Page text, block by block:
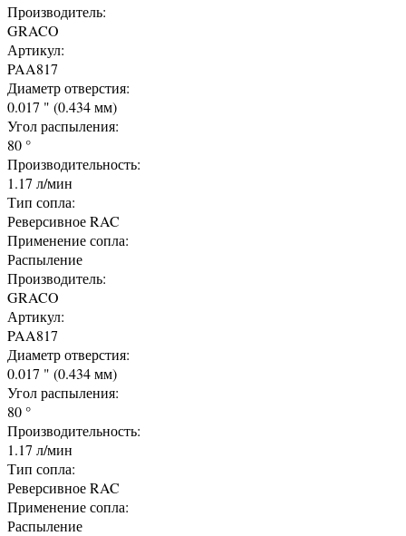
Производитель:
GRACO
Артикул:
PAA817
Диаметр отверстия:
0.017 " (0.434 мм)
Угол распыления:
80 °
Производительность:
1.17 л/мин
Тип сопла:
Реверсивное RAC
Применение сопла:
Распыление
Производитель:
GRACO
Артикул:
PAA817
Диаметр отверстия:
0.017 " (0.434 мм)
Угол распыления:
80 °
Производительность:
1.17 л/мин
Тип сопла:
Реверсивное RAC
Применение сопла:
Распыление